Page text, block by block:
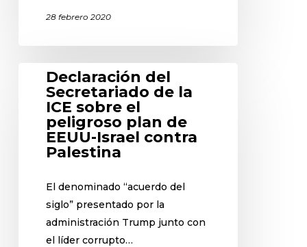
28 febrero 2020
Declaración del
Secretariado de la
ICE sobre el
peligroso plan de
EEUU-Israel contra
Palestina
El denominado “acuerdo del
siglo” presentado por la
administración Trump junto con
el líder corrupto…